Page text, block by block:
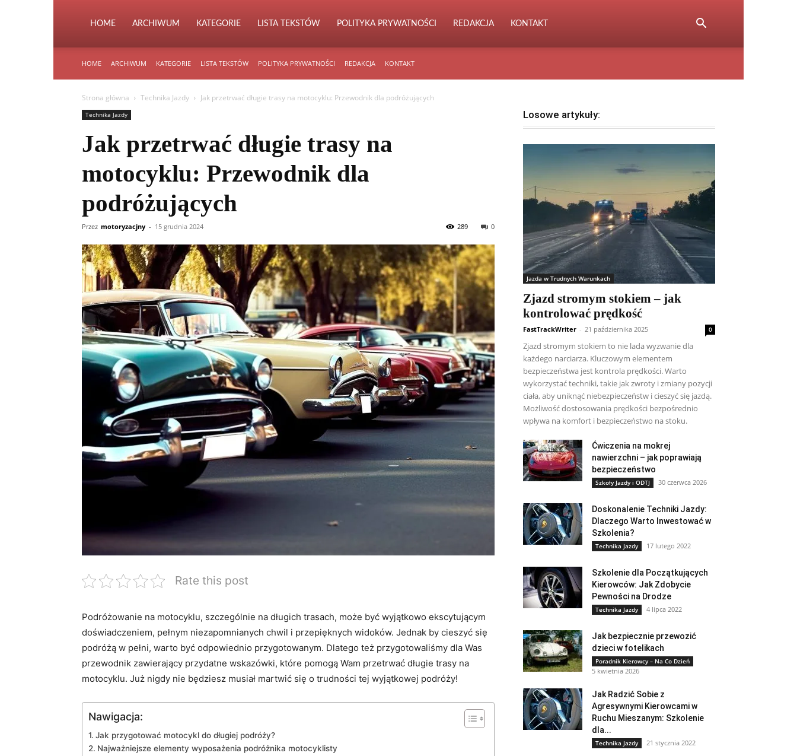
HOME ARCHIWUM KATEGORIE LISTA TEKSTÓW POLITYKA PRYWATNOŚCI REDAKCJA KONTAKT
HOME ARCHIWUM KATEGORIE LISTA TEKSTÓW POLITYKA PRYWATNOŚCI REDAKCJA KONTAKT
Strona główna Technika Jazdy Jak przetrwać długie trasy na motocyklu: Przewodnik dla podróżujących
Technika Jazdy
Jak przetrwać długie trasy na
motocyklu: Przewodnik dla
podróżujących
Przez motoryzacjny - 15 grudnia 2024 0
289
Rate this post
Podróżowanie na motocyklu, szczególnie ‌na długich​ trasach,⁢ może być wyjątkowo ekscytującym
doświadczeniem, pełnym niezapomnianych chwil i przepięknych ‌widoków. ⁢Jednak by cieszyć ⁤się
podróżą ‍w pełni, warto być‍ odpowiednio przygotowanym. Dlatego też przygotowaliśmy ‌dla Was
przewodnik zawierający przydatne wskazówki, ⁢które pomogą Wam przetrwać długie trasy na
‌motocyklu. Już nigdy nie ⁣będziesz musiał martwić się o​ trudności tej wyjątkowej podróży!
Nawigacja:
Jak przygotować motocykl do długiej podróży?
Najważniejsze ​elementy wyposażenia podróżnika motocyklisty
Losowe artykuły:
Jazda w Trudnych Warunkach
Zjazd stromym stokiem – jak
kontrolować prędkość
FastTrackWriter - 21 października 2025 0
Zjazd stromym stokiem to nie lada wyzwanie dla
każdego narciarza. Kluczowym elementem
bezpieczeństwa jest kontrola prędkości. Warto
wykorzystać techniki, takie jak zwroty i zmiany pozycji
ciała, aby uniknąć niebezpieczeństw i cieszyć się jazdą.
Możliwość dostosowania prędkości bezpośrednio
wpływa na komfort i bezpieczeństwo na stoku.
Ćwiczenia na mokrej
nawierzchni – jak poprawiają
bezpieczeństwo
Szkoły Jazdy i ODTJ 30 czerwca 2026
Doskonalenie Techniki Jazdy:
Dlaczego Warto Inwestować w
Szkolenia?
Technika Jazdy 17 lutego 2022
Szkolenie dla Początkujących
Kierowców: Jak Zdobycie
Pewności na Drodze
Technika Jazdy 4 lipca 2022
Jak bezpiecznie przewozić
dzieci w fotelikach
Poradnik Kierowcy – Na Co Dzień
5 kwietnia 2026
Jak Radzić Sobie z
Agresywnymi Kierowcami w
Ruchu Mieszanym: Szkolenie
dla...
Technika Jazdy 21 stycznia 2022